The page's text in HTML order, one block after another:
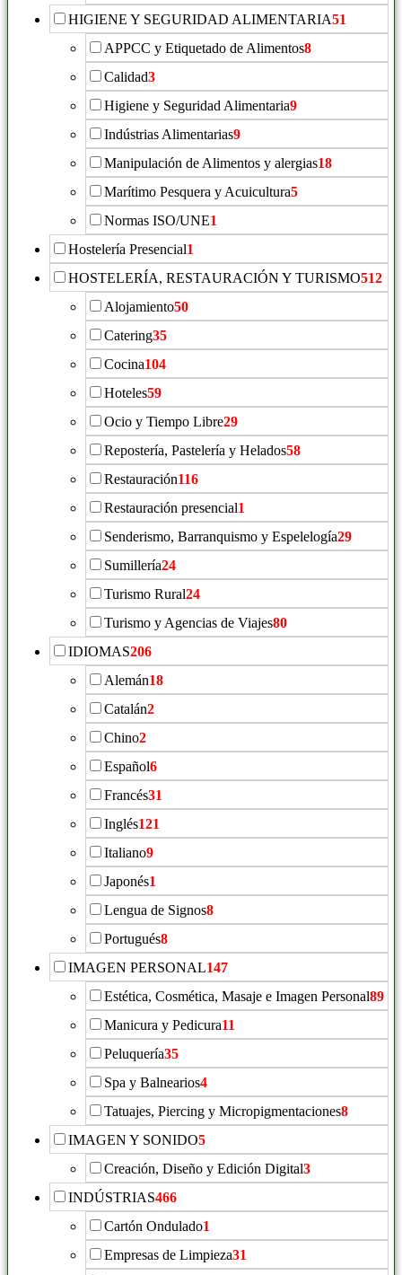
HIGIENE Y SEGURIDAD ALIMENTARIA51
APPCC y Etiquetado de Alimentos8
Calidad3
Higiene y Seguridad Alimentaria9
Indústrias Alimentarias9
Manipulación de Alimentos y alergias18
Marítimo Pesquera y Acuicultura5
Normas ISO/UNE1
Hostelería Presencial1
HOSTELERÍA, RESTAURACIÓN Y TURISMO512
Alojamiento50
Catering35
Cocina104
Hoteles59
Ocio y Tiempo Libre29
Repostería, Pastelería y Helados58
Restauración116
Restauración presencial1
Senderismo, Barranquismo y Espelelogía29
Sumillería24
Turismo Rural24
Turismo y Agencias de Viajes80
IDIOMAS206
Alemán18
Catalán2
Chino2
Español6
Francés31
Inglés121
Italiano9
Japonés1
Lengua de Signos8
Portugués8
IMAGEN PERSONAL147
Estética, Cosmética, Masaje e Imagen Personal89
Manicura y Pedicura11
Peluquería35
Spa y Balnearios4
Tatuajes, Piercing y Micropigmentaciones8
IMAGEN Y SONIDO5
Creación, Diseño y Edición Digital3
INDÚSTRIAS466
Cartón Ondulado1
Empresas de Limpieza31